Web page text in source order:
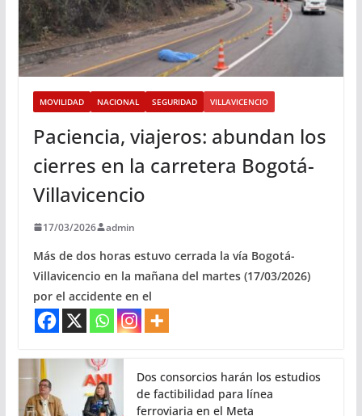
MOVILIDAD NACIONAL SEGURIDAD VILLAVICENCIO
Paciencia, viajeros: abundan los
cierres en la carretera Bogotá-
Villavicencio
17/03/2026 admin
Más de dos horas estuvo cerrada la vía Bogotá-
Villavicencio en la mañana del martes (17/03/2026)
por el accidente en el
Dos consorcios harán los estudios
de factibilidad para línea
ferroviaria en el Meta